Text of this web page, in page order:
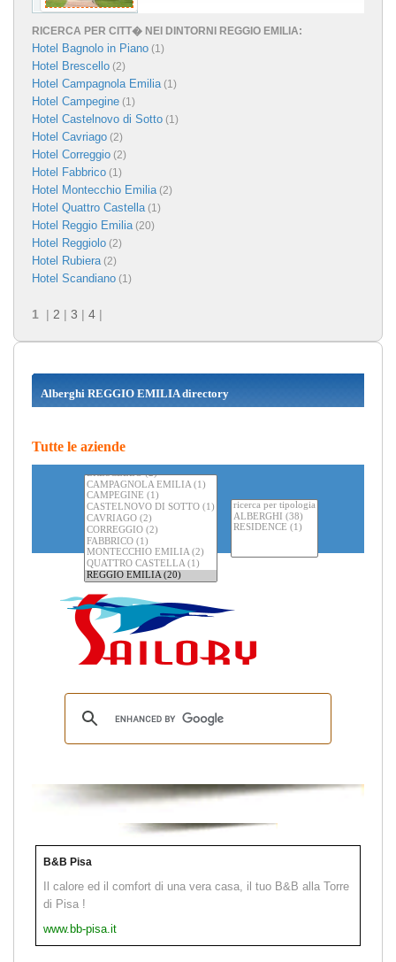
RICERCA PER CITT� NEI DINTORNI REGGIO EMILIA:
Hotel Bagnolo in Piano (1)
Hotel Brescello (2)
Hotel Campagnola Emilia(1)
Hotel Campegine (1)
Hotel Castelnovo di Sotto (1)
Hotel Cavriago (2)
Hotel Correggio (2)
Hotel Fabbrico (1)
Hotel Montecchio Emilia(2)
Hotel Quattro Castella(1)
Hotel Reggio Emilia(20)
Hotel Reggiolo (2)
Hotel Rubiera(2)
Hotel Scandiano (1)
1 | 2 | 3 | 4 |
Alberghi REGGIO EMILIA directory
Tutte le aziende
B&B Pisa
Il calore ed il comfort di una vera casa, il tuo B&B alla Torre
di Pisa !
www.bb-pisa.it